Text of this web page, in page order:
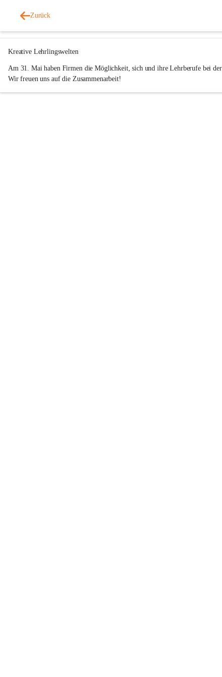
Zurück
Mittelschule Sinabelkirchen
Kreative Lehrlingswelten
Am 31. Mai haben Firmen die Möglichkeit, sich und ihre Lehrberufe bei
Wir freuen uns auf die Zusammenarbeit!